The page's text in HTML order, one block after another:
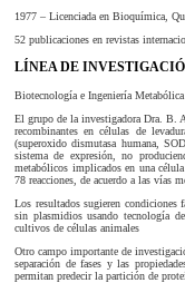
1977 – Licenciada en Bioquímica,
52 publicaciones en revistas
LÍNEA DE
Biotecnología e Ingeniería Metabólica
El grupo de la investigadora Dra. B.
recombinantes en células de
(superoxido dismutasa humana,
sistema de expresión, no
metabólicos implicados en una
78 reacciones, de acuerdo a las vías
Los resultados sugieren condiciones
sin plasmidios usando tecnología
cultivos de células animales
Otro campo importante de
separación de fases y las
permitan predecir la partición de